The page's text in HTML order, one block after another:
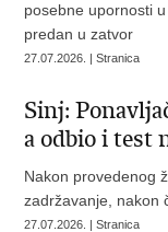
posebne upornosti
predan u zatvor
27.07.2026. | Stranica
Sinj:
a odbio i test
Nakon provedenog
zadržavanje, nakon
27.07.2026. | Stranica